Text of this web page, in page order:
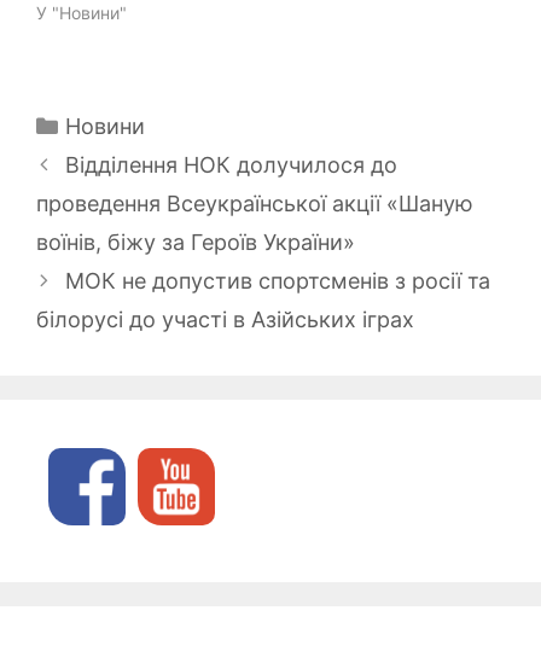
У "Новини"
Категорії
Новини
Відділення НОК долучилося до
проведення Всеукраїнської акції «Шаную
воїнів, біжу за Героїв України»
МОК не допустив спортсменів з росії та
білорусі до участі в Азійських іграх